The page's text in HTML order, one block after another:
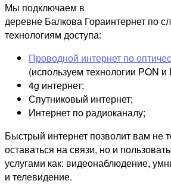
Мы подключаем в
деревне Балкова Гораинтернет по
технологиям доступа:
Проводной интернет по
(используем технологии PON и
4g интернет;
Спутниковый интернет;
Интернет по радиоканалу;
Быстрый интернет позволит вам не
оставаться на связи, но и
услугами как: видеонаблюдение,
и телевидение.